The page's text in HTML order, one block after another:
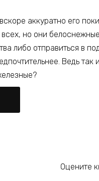
аккуратно его
но они
либо отправиться в
Ведь
Оцените